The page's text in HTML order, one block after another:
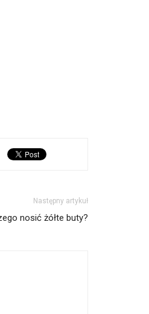
Następny artykuł
nosić żółte buty?